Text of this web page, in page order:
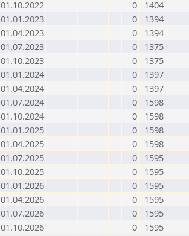
0
1404
0
1394
0
1394
0
1375
0
1375
0
1397
0
1397
0
1598
0
1598
0
1598
0
1598
0
1595
0
1595
0
1595
0
1595
0
1595
0 1595